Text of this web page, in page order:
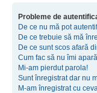
Probleme de
De ce nu mă pot
De ce trebuie să mă
De ce sunt scos afară
Cum fac să nu îmi
Mi-am pierdut parola!
Sunt înregistrat dar nu
M-am înregistrat cu